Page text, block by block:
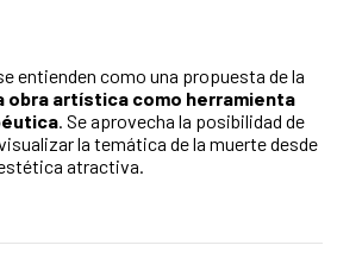
entienden como una propuesta de la
obra artística como herramienta
. Se aprovecha la posibilidad de
la temática de la muerte desde
atractiva.